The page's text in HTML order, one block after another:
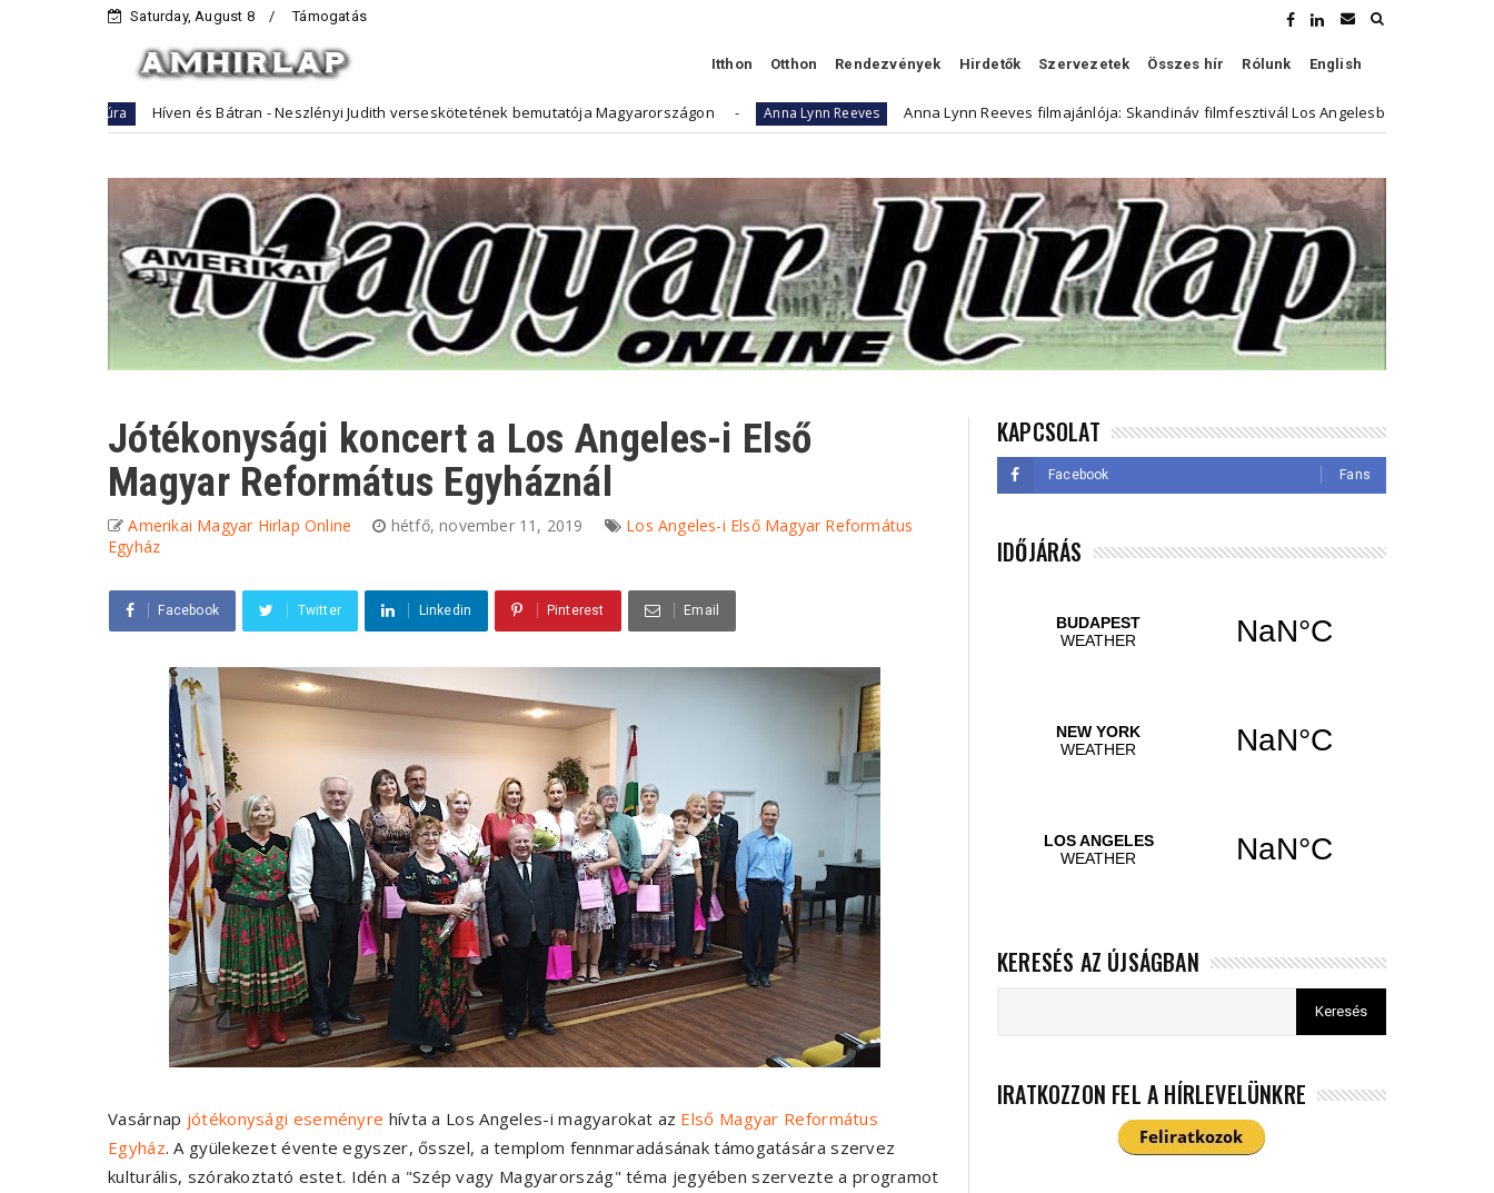
Saturday, August 8 Támogatás
Itthon Otthon Rendezvények Hirdetők Szervezetek Összes hír Rólunk English
Híven és Bátran - Neszlényi Judith verseskötetének bemutatója Magyarországon Anna Lynn Reeves Anna Lynn Reeves filmajánlója: Skandináv filmfesztivál Los Angelesben Hirdető
Jótékonysági koncert a Los Angeles-i Első
Magyar Református Egyháznál
Amerikai Magyar Hirlap Online hétfő, november 11, 2019
Los Angeles-i Első Magyar Református
Egyház
Facebook Twitter Linkedin Pinterest Email
Vasárnap jótékonysági eseményre hívta a Los Angeles-i magyarokat az Első Magyar Református
Egyház. A gyülekezet évente egyszer, ősszel, a templom fennmaradásának támogatására szervez
kulturális, szórakoztató estet. Idén a "Szép vagy Magyarország" téma jegyében szervezte a programot
KAPCSOLAT
Facebook Fans
IDŐJÁRÁS
KERESÉS AZ ÚJSÁGBAN
IRATKOZZON FEL A HÍRLEVELÜNKRE